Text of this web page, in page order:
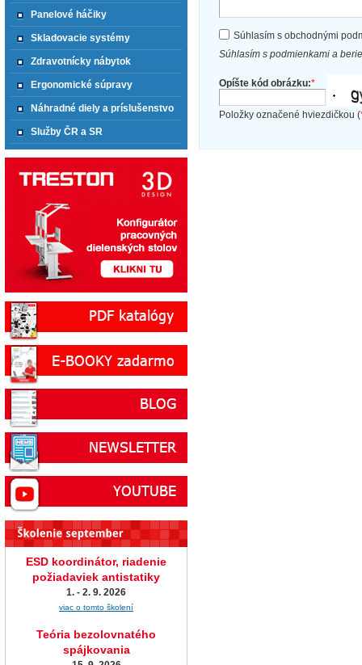
Súhlasím s obchodnými
Súhlasím s podmienkami a
Opíšte kód obrázku:*
Položky označené hviezdičkou (
Panelové háčiky
Skladovacie systémy
Zdravotnícky nábytok
Ergonomické súpravy
Náhradné diely a príslušenstvo
Služby ČR a SR
ESD koordinátor, riadenie
požiadaviek antistatiky
1. - 2. 9. 2026
viac o tomto školení
Teória bezolovnatého
spájkovania